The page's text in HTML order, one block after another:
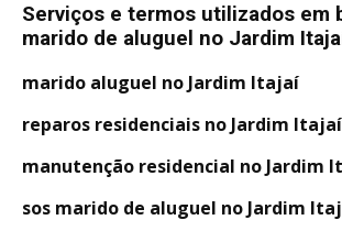
Serviços e termos utilizados em
marido de aluguel no Jardim
marido aluguel no Jardim Itajaí
reparos residenciais no Jardim Itajaí
manutenção residencial no Jardim
sos marido de aluguel no Jardim